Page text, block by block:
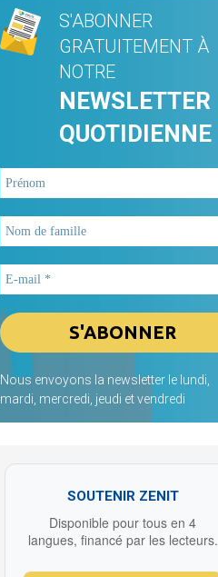
S'ABONNER
GRATUITEMENT À
NOTRE
NEWSLETTER
QUOTIDIENNE
Nous envoyons la newsletter le lundi,
mardi, mercredi, jeudi et vendredi
SOUTENIR ZENIT
Disponible pour tous en 4
langues, financé par les lecteurs.